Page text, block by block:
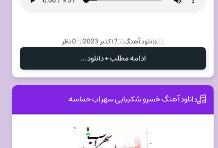
دانلود آهنگ 7 اکتبر 2023 0 نظر
ادامه مطلب + دانلود ...
دانلود آهنگ خسرو شکیبایی سهراب حماسه